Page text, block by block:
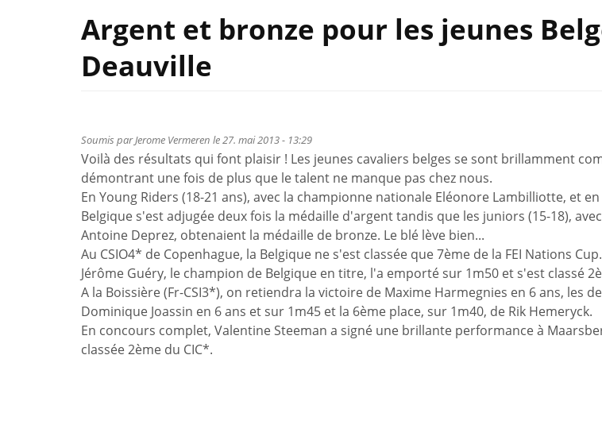
Argent et bronze pour les jeunes
Deauville
Soumis parJerome Vermeren le 27. mai 2013 - 13:29
Voilà des résultats qui font plaisir ! Les jeunes cavaliers belges se sont brillamment
démontrant une fois de plus que le talent ne manque pas chez nous.
En Young Riders (18-21 ans), avec la championne nationale Eléonore Lambilliotte, et
Belgique s'est adjugée deux fois la médaille d'argent tandis que les juniors (15-18),
Antoine Deprez, obtenaient la médaille de bronze. Le blé lève bien...
Au CSIO4* de Copenhague, la Belgique ne s'est classée que 7ème de la FEI Nations
Jérôme Guéry, le champion de Belgique en titre, l'a emporté sur 1m50 et s'est classé
A la Boissière (Fr-CSI3*), on retiendra la victoire de Maxime Harmegnies en 6 ans, les
Dominique Joassin en 6 ans et sur 1m45 et la 6ème place, sur 1m40, de Rik Hemeryck.
En concours complet, Valentine Steeman a signé une brillante performance à
classée 2ème du CIC*.